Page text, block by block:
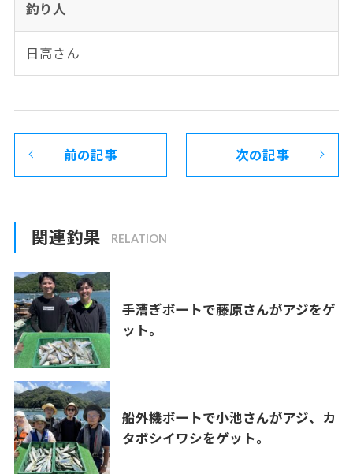
釣り人
日高さん
前の記事 次の記事
関連釣果
手漕ぎボートで藤原さんがアジをゲ
ット。
船外機ボートで小池さんがアジ、カ
タボシイワシをゲット。